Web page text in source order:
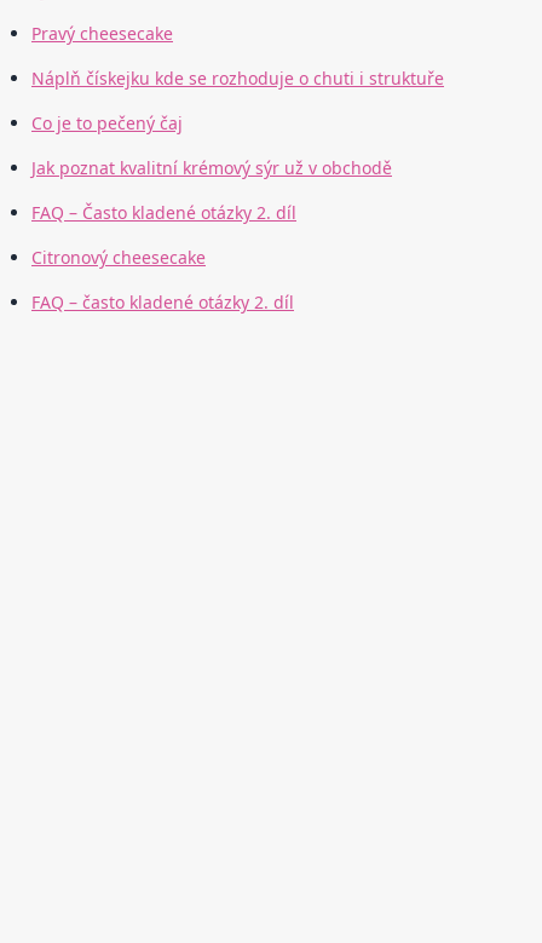
Pravý cheesecake
Náplň čískejku kde se rozhoduje o chuti i struktuře
Co je to pečený čaj
Jak poznat kvalitní krémový sýr už v obchodě
FAQ – Často kladené otázky 2. díl
Citronový cheesecake
FAQ – často kladené otázky 2. díl